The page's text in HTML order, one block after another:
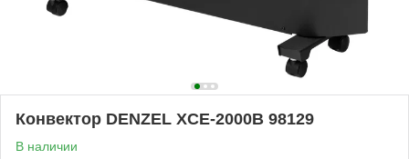
Конвектор DENZEL XCE-2000B 98129
В наличии